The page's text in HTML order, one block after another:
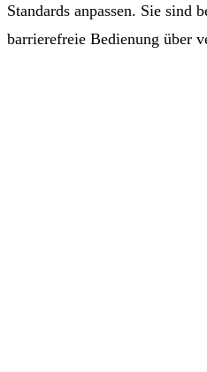
Standards anpassen. Sie sind
barrierefreie Bedienung über